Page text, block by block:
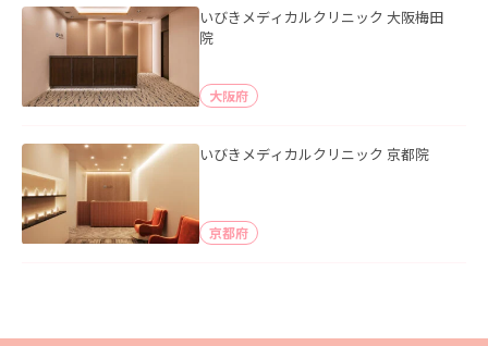
いびきメディカルクリニック 大阪梅田
院
大阪府
いびきメディカルクリニック 京都院
京都府